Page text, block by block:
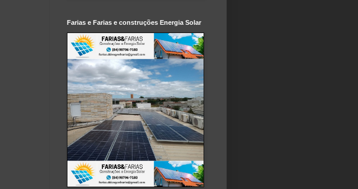
Farias e Farias e construções Energia Solar